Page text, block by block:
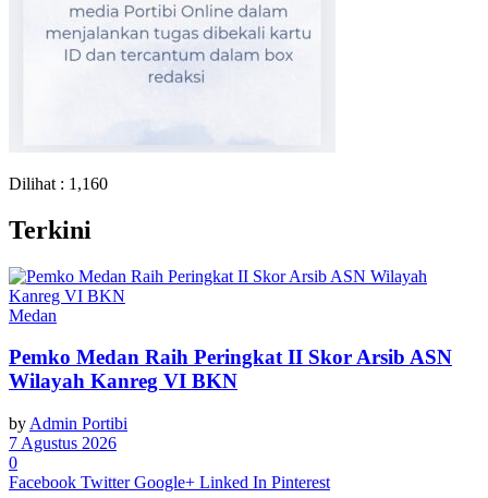
Dilihat : 1,160
Terkini
Medan
Pemko Medan Raih Peringkat II Skor Arsib ASN
Wilayah Kanreg VI BKN
by Admin Portibi
7 Agustus 2026
0
Facebook Twitter Google+ Linked In Pinterest